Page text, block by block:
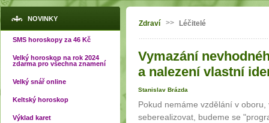
NOVINKY
SMS horoskopy za 46 Kč
Velký horoskop na rok 2024
zdarma pro všechna znamení
Velký snář online
Keltský horoskop
Výklad karet
Jste zde
Zdraví >> Léčitelé
Vymazání
a nalezení vlastní
Stanislav Brázda
Pokud nemáme vzdělání v
seberealizovat, budeme se